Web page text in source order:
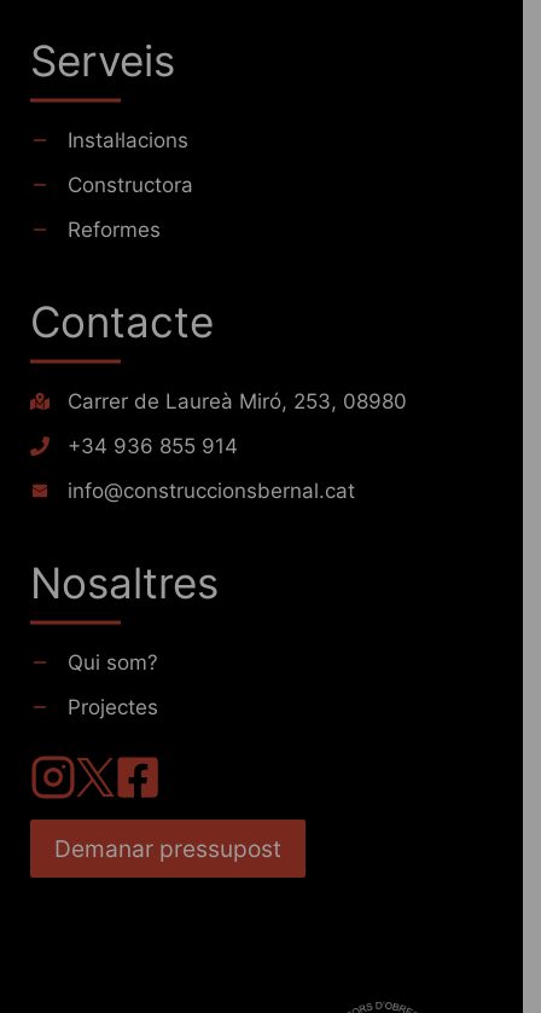
Serveis
Instal·lacions
Constructora
Reformes
Contacte
Carrer de Laureà Miró, 253, 08980
+34 936 855 914
info@construccionsbernal.cat
Nosaltres
Qui som?
Projectes
Demanar pressupost